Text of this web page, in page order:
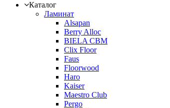
Каталог
Ламинат
Alsapan
Berry Alloc
BIELA CBM
Clix Floor
Faus
Floorwood
Haro
Kaiser
Maestro Club
Pergo